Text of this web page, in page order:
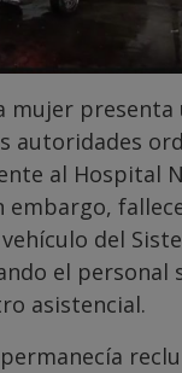
mujer presenta
autoridades
al Hospital
embargo,
del
el personal
asistencial.